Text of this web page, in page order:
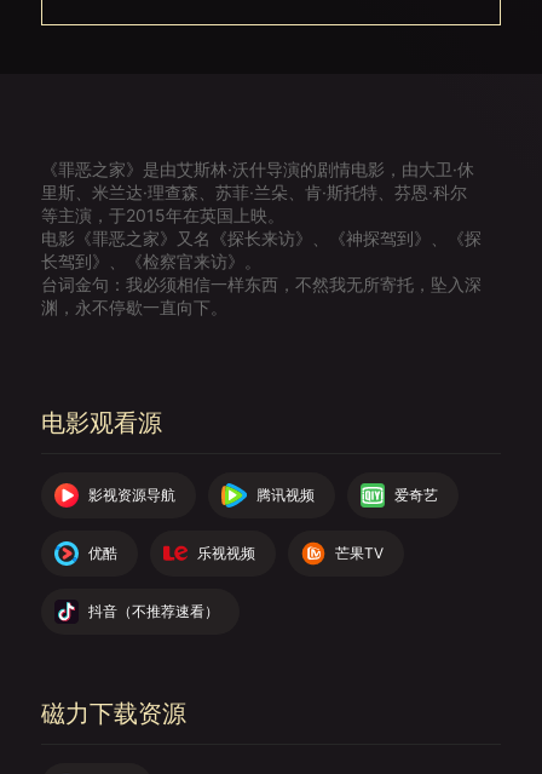
《罪恶之家》是由艾斯林·沃什导演的剧情电影，由大卫·休
里斯、米兰达·理查森、苏菲·兰朵、肯·斯托特、芬恩·科尔
等主演，于2015年在英国上映。
电影《罪恶之家》又名《探长来访》、《神探驾到》、《探
长驾到》、《检察官来访》。
台词金句：我必须相信一样东西，不然我无所寄托，坠入深
渊，永不停歇一直向下。
电影观看源
影视资源导航 腾讯视频 爱奇艺
优酷 乐视视频 芒果TV
抖音（不推荐速看）
磁力下载资源